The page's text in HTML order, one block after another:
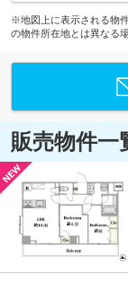
※地図上に表示される物
の物件所在地とは異なる
販売物件一